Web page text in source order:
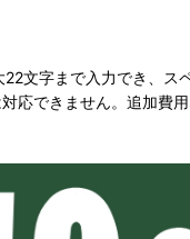
文字まで入力でき、
応できません。追加費用